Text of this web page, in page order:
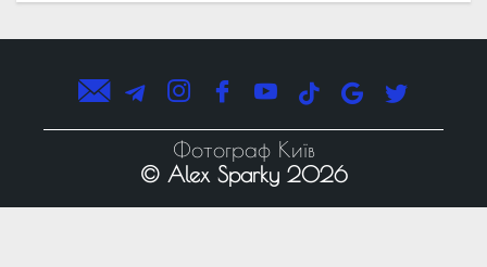
Фотограф Київ
© Alex Sparky 2026